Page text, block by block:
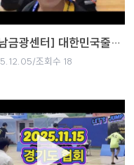
[성남금광센터] 대한민국줄넘기 한마당 전국챔피언쉽 대회
조회수 18